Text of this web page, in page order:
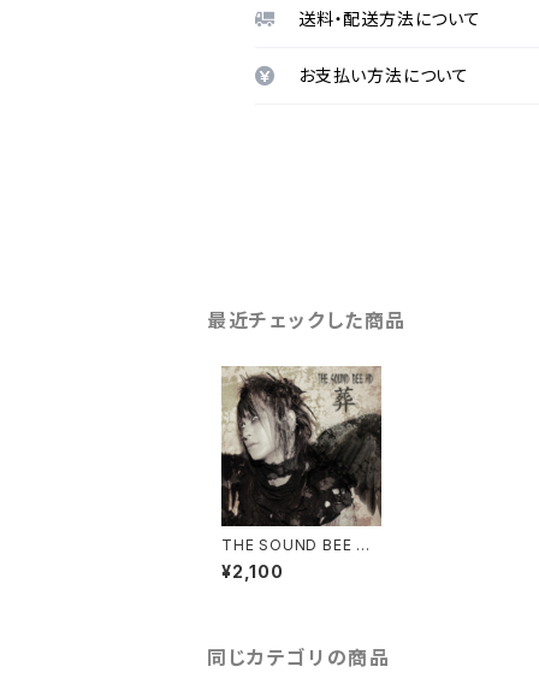
送料・配送方法について
お支払い方法について
最近チェックした商品
THE SOUND BEE HD
/ 葬
¥2,100
同じカテゴリの商品